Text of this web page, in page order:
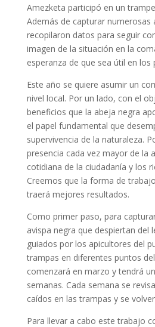
Amezketa participó en un
Además de capturar numerosas
recopilaron datos para seguir
imagen de la situación en la
esperanza de que sea útil en los
Este año se quiere asumir un
nivel local. Por un lado, con el
beneficios que la abeja negra
el papel fundamental que
supervivencia de la naturaleza.
presencia cada vez mayor de la
cotidiana de la ciudadanía y los
Creemos que la forma de
traerá mejores resultados.
Como primer paso, para
avispa negra que despiertan del
guiados por los apicultores del
trampas en diferentes puntos
comenzará en marzo y tendrá
semanas. Cada semana se
caídos en las trampas y se
Para llevar a cabo este trabajo